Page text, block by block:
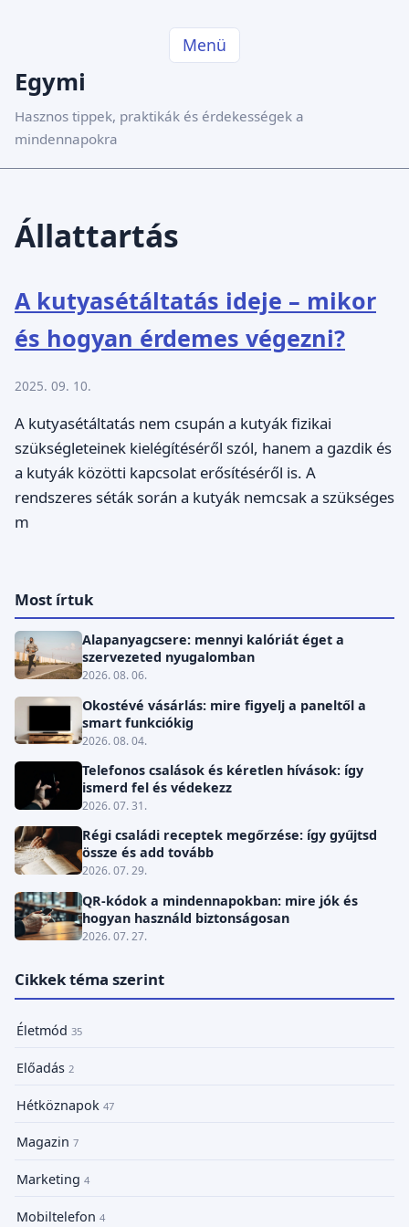
Menü
Egymi
Hasznos tippek, praktikák és érdekességek a
mindennapokra
Állattartás
A kutyasétáltatás ideje – mikor
és hogyan érdemes végezni?
2025. 09. 10.
A kutyasétáltatás nem csupán a kutyák fizikai
szükségleteinek kielégítéséről szól, hanem a gazdik és
a kutyák közötti kapcsolat erősítéséről is. A
rendszeres séták során a kutyák nemcsak a szükséges
m
Most írtuk
Alapanyagcsere: mennyi kalóriát éget a
szervezeted nyugalomban
2026. 08. 06.
Okostévé vásárlás: mire figyelj a paneltől a
smart funkciókig
2026. 08. 04.
Telefonos csalások és kéretlen hívások: így
ismerd fel és védekezz
2026. 07. 31.
Régi családi receptek megőrzése: így gyűjtsd
össze és add tovább
2026. 07. 29.
QR-kódok a mindennapokban: mire jók és
hogyan használd biztonságosan
2026. 07. 27.
Cikkek téma szerint
Életmód 35
Előadás 2
Hétköznapok 47
Magazin 7
Marketing 4
Mobiltelefon 4